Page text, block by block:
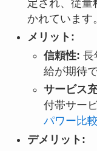
定され、従量
かれています。
メリット:
信頼性: 長
給が期待
サービス
付帯サー
パワー比較
デメリット: